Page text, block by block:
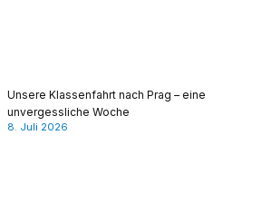
Unsere Klassenfahrt nach Prag – eine
unvergessliche Woche
8. Juli 2026